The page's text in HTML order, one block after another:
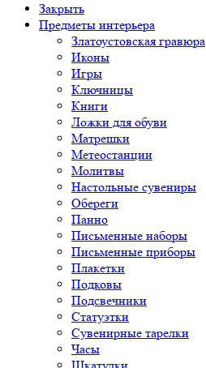
Закрыть
Предметы интерьера
Златоустовская гравюра
Иконы
Игры
Ключницы
Книги
Ложки для обуви
Матрешки
Метеостанции
Молитвы
Настольные сувениры
Обереги
Панно
Письменные наборы
Письменные приборы
Плакетки
Подковы
Подсвечники
Статуэтки
Сувенирные тарелки
Часы